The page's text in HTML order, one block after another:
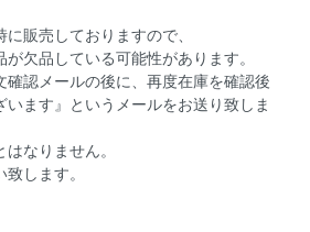
販売しておりますので、
欠品している可能性があります。
確認メールの後に、再度在庫を確認後
います』というメールをお送り致しま
なりません。
します。